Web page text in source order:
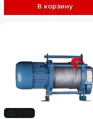
В корзину